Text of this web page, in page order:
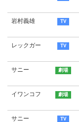
岩村義雄
レックガー
サニー
イワンコフ
サニー